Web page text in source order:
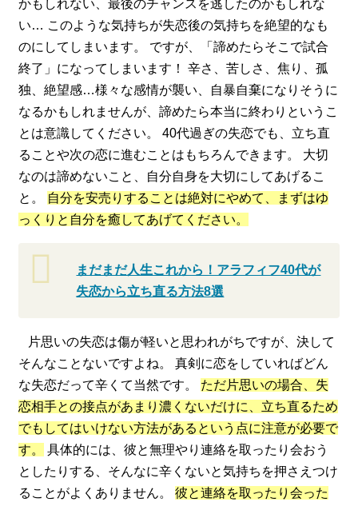
かもしれない、最後のチャンスを逃したのかもしれな
い… このような気持ちが失恋後の気持ちを絶望的なも
のにしてしまいます。 ですが、「諦めたらそこで試合
終了」になってしまいます！ 辛さ、苦しさ、焦り、孤
独、絶望感…様々な感情が襲い、自暴自棄になりそうに
なるかもしれませんが、諦めたら本当に終わりというこ
とは意識してください。 40代過ぎの失恋でも、立ち直
ることや次の恋に進むことはもちろんできます。 大切
なのは諦めないこと、自分自身を大切にしてあげるこ
と。 自分を安売りすることは絶対にやめて、まずはゆ
っくりと自分を癒してあげてください。
まだまだ人生これから！アラフィフ40代が
失恋から立ち直る方法8選
片思いの失恋は傷が軽いと思われがちですが、決して
そんなことないですよね。 真剣に恋をしていればどん
な失恋だって辛くて当然です。 ただ片思いの場合、失
恋相手との接点があまり濃くないだけに、立ち直るため
でもしてはいけない方法があるという点に注意が必要で
す。
具体的には、彼と無理やり連絡を取ったり会おう
としたりする、そんなに辛くないと気持ちを押さえつけ
ることがよくありません。彼と連絡を取ったり会った